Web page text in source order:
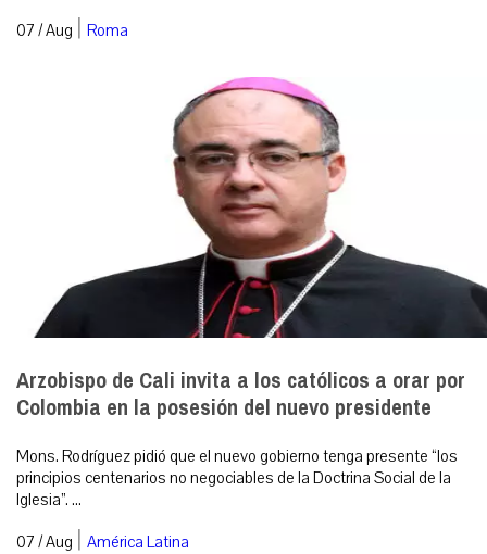
07 / Aug | Roma
Arzobispo de Cali invita a los católicos a orar por
Colombia en la posesión del nuevo presidente
Mons. Rodríguez pidió que el nuevo gobierno tenga presente “los
principios centenarios no negociables de la Doctrina Social de la
Iglesia”. ...
07 / Aug | América Latina